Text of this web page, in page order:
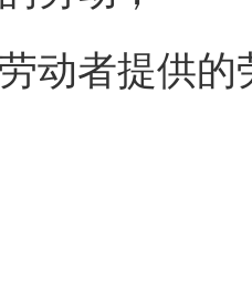
者提供的
效落实 一纸欠